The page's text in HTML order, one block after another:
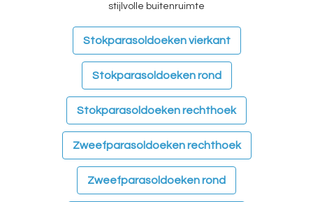
stijlvolle buitenruimte
Stokparasoldoeken vierkant
Stokparasoldoeken rond
Stokparasoldoeken rechthoek
Zweefparasoldoeken rechthoek
Zweefparasoldoeken rond